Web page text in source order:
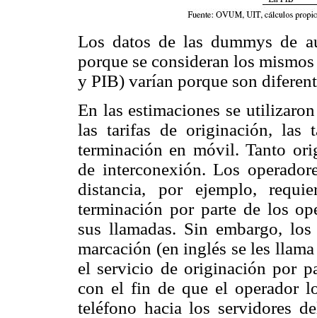
Los datos de las dummys de
porque se consideran los
y PIB) varían porque son
En las estimaciones se
las tarifas de originación, las
terminación en móvil. Tanto
de interconexión. Los
distancia, por ejemplo,
terminación por parte de los
sus llamadas. Sin embargo,
marcación (en inglés se les
el servicio de originación por
con el fin de que el operador
teléfono hacia los servidores